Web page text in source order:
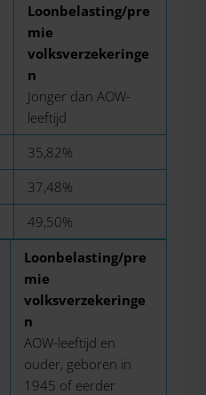
Loonbelasting/pre
mie
volksverzekeringe
n
Jonger dan AOW-
leeftijd
35,82%
37,48%
49,50%
Loonbelasting/pre
mie
volksverzekeringe
n
AOW-leeftijd en
ouder, geboren in
1945 of eerder